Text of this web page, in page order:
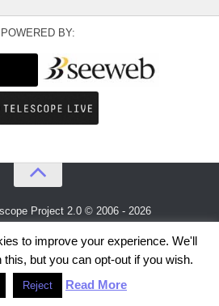
POWERED BY:
Project 2.0 © 2006 - 2026
to improve your experience. We'll
but you can opt-out if you wish.
Reject Read More